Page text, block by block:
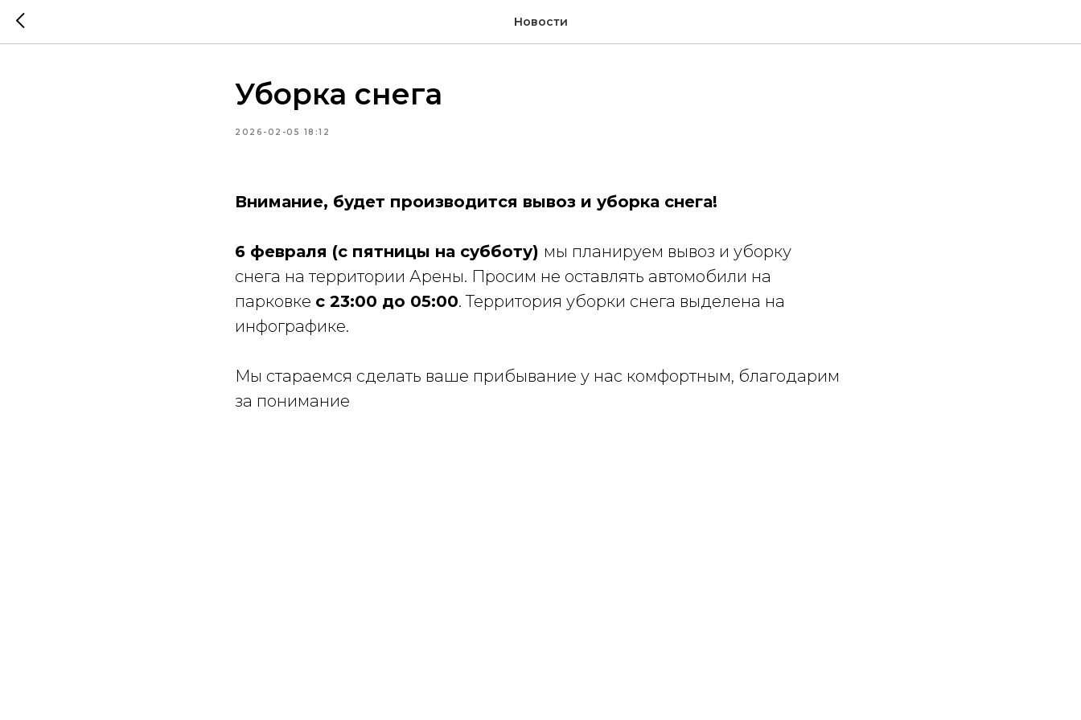
Новости
Уборка снега
2026-02-05 18:12
Внимание, будет производится вывоз и уборка снега!
6 февраля (с пятницы на субботу) мы планируем вывоз и уборку
снега на территории Арены. Просим не оставлять автомобили на
парковке с 23:00 до 05:00. Территория уборки снега выделена на
инфографике.
Мы стараемся сделать ваше прибывание у нас комфортным, благодарим
за понимание